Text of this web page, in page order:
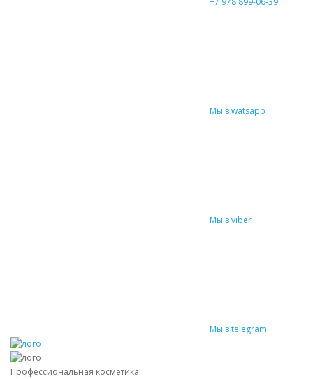
Мы в watsapp
Мы в viber
Мы в telegram
Профессиональная косметика